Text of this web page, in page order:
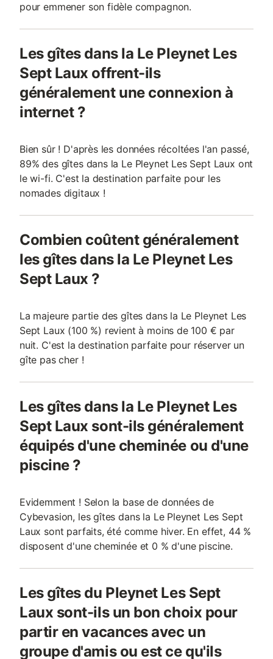
pour emmener son fidèle compagnon.
Les gîtes dans la Le Pleynet Les
Sept Laux offrent-ils
généralement une connexion à
internet ?
Bien sûr ! D'après les données récoltées l'an passé,
89% des gîtes dans la Le Pleynet Les Sept Laux ont
le wi-fi. C'est la destination parfaite pour les
nomades digitaux !
Combien coûtent généralement
les gîtes dans la Le Pleynet Les
Sept Laux ?
La majeure partie des gîtes dans la Le Pleynet Les
Sept Laux (100 %) revient à moins de 100 € par
nuit. C'est la destination parfaite pour réserver un
gîte pas cher !
Les gîtes dans la Le Pleynet Les
Sept Laux sont-ils généralement
équipés d'une cheminée ou d'une
piscine ?
Evidemment ! Selon la base de données de
Cybevasion, les gîtes dans la Le Pleynet Les Sept
Laux sont parfaits, été comme hiver. En effet, 44 %
disposent d'une cheminée et 0 % d'une piscine.
Les gîtes du Pleynet Les Sept
Laux sont-ils un bon choix pour
partir en vacances avec un
groupe d'amis ou est ce qu'ils